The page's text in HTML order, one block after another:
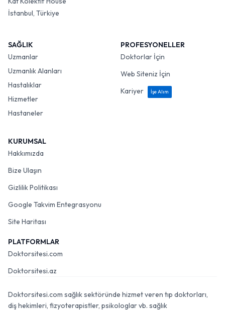
İstanbul, Türkiye
SAĞLIK
Uzmanlar
Uzmanlık Alanları
Hastalıklar
Hizmetler
Hastaneler
PROFESYONELLER
Doktorlar İçin
Web Siteniz İçin
Kariyer
İşe Alım
KURUMSAL
Hakkımızda
Bize Ulaşın
Gizlilik Politikası
Google Takvim Entegrasyonu
Site Haritası
PLATFORMLAR
Doktorsitesi.com
Doktorsitesi.az
Doktorsitesi.com sağlık sektöründe hizmet veren tıp doktorları,
diş hekimleri, fizyoterapistler, psikologlar vb. sağlık